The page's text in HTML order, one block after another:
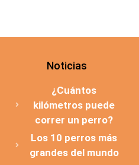
Noticias
¿Cuántos
kilómetros puede
correr un perro?
Los 10 perros más
grandes del mundo